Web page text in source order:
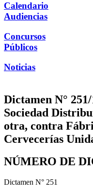
Calendario
Audiencias
Concursos
Públicos
Noticias
Dictamen N°
Sociedad
otra, contra
Cervecerías
NÚMERO DE
Dictamen N° 251